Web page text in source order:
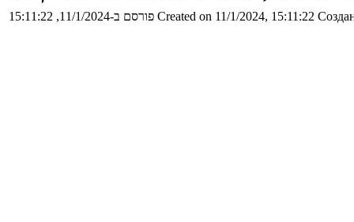
פורסם ב-11/1/2024, 15:11:22 Created on 11/1/2024, 15:11:22